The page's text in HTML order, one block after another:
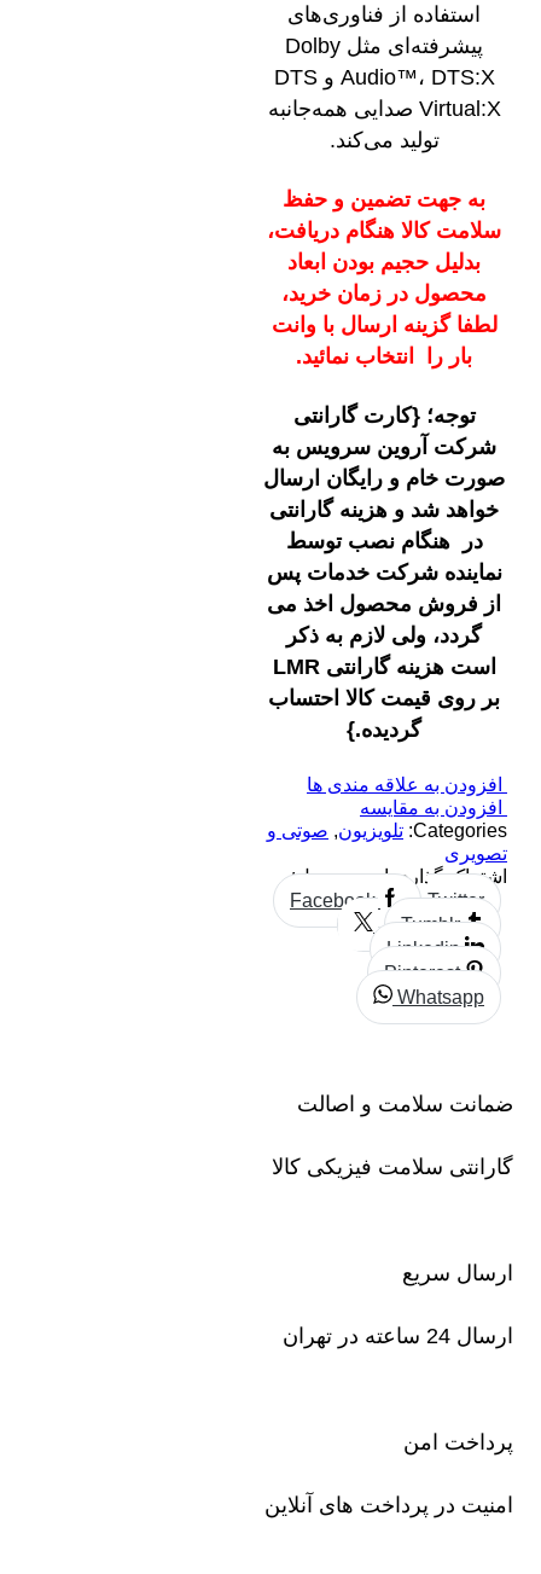
استفاده از فناوری‌های
پیشرفته‌ای مثل Dolby
Audio™، DTS:X و DTS
Virtual:X صدایی همه‌جانبه
تولید می‌کند.
به جهت تضمین و حفظ
سلامت کالا هنگام دریافت،
بدلیل حجیم بودن ابعاد
محصول در زمان خرید،
لطفا گزینه ارسال با وانت
بار را
انتخاب نمائید.
توجه؛ {کارت گارانتی
شرکت آروین سرویس به
صورت خام و رایگان ارسال
خواهد شد و هزینه گارانتی
در هنگام نصب توسط
نماینده شرکت خدمات پس
از فروش محصول اخذ می
گردد، ولی لازم به ذکر
است هزینه گارانتی LMR
بر روی قیمت کالا احتساب
گردیده.}
افزودن به علاقه مندی ها
افزودن به مقایسه
Categories: تلویزیون, صوتی و
تصویری
اشتراک گذاری این محصول:
Facebook
Twitter
Tumblr
Linkedin
Pinterest
Whatsapp
ضمانت سلامت و اصالت
گارانتی سلامت فیزیکی کالا
ارسال سریع
ارسال 24 ساعته در تهران
پرداخت امن
امنیت در پرداخت های آنلاین